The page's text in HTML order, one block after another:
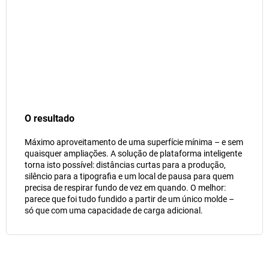
O resultado
Máximo aproveitamento de uma superfície mínima – e sem
quaisquer ampliações. A solução de plataforma inteligente
torna isto possível: distâncias curtas para a produção,
silêncio para a tipografia e um local de pausa para quem
precisa de respirar fundo de vez em quando. O melhor:
parece que foi tudo fundido a partir de um único molde –
só que com uma capacidade de carga adicional.